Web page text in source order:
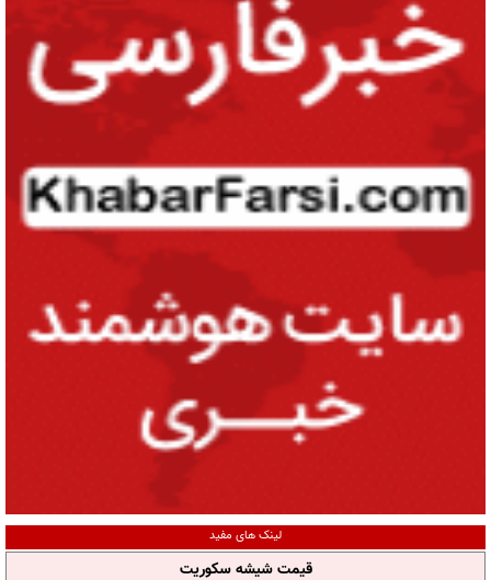
لینک های مفید
قیمت شیشه سکوریت